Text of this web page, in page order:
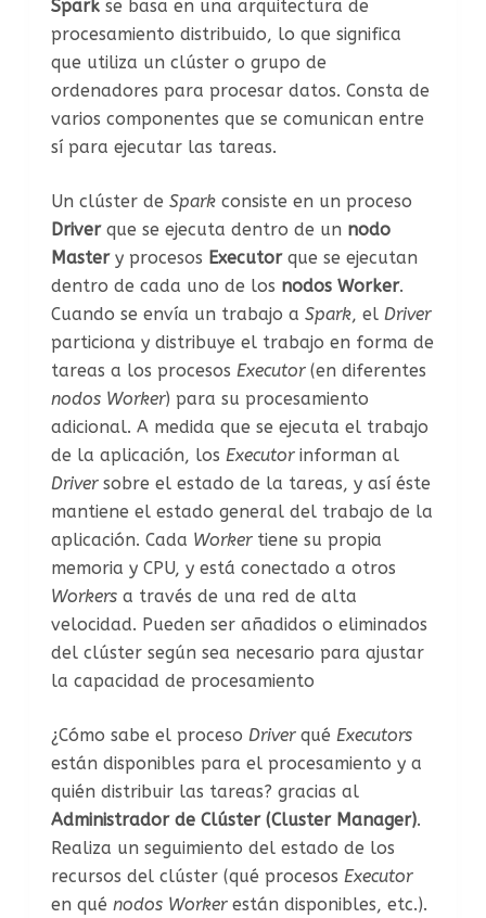
Spark se basa en una arquitectura de
procesamiento distribuido, lo que significa
que utiliza un clúster o grupo de
ordenadores para procesar datos. Consta de
varios componentes que se comunican entre
sí para ejecutar las tareas.
Un clúster de Spark consiste en un proceso
Driver que se ejecuta dentro de un nodo
Master y procesos Executor que se ejecutan
dentro de cada uno de los nodos Worker.
Cuando se envía un trabajo a Spark, el Driver
particiona y distribuye el trabajo en forma de
tareas a los procesos Executor (en diferentes
nodos Worker) para su procesamiento
adicional. A medida que se ejecuta el trabajo
de la aplicación, los Executor informan al
Driver sobre el estado de la tareas, y así éste
mantiene el estado general del trabajo de la
aplicación. Cada Worker tiene su propia
memoria y CPU, y está conectado a otros
Workersa través de una red de alta
velocidad. Pueden ser añadidos o eliminados
del clúster según sea necesario para ajustar
la capacidad de procesamiento
¿Cómo sabe el proceso Driver qué Executors
están disponibles para el procesamiento y a
quién distribuir las tareas? gracias al
Administrador de Clúster (Cluster Manager).
Realiza un seguimiento del estado de los
recursos del clúster (qué procesos Executor
en qué nodos Workerestán disponibles, etc.).